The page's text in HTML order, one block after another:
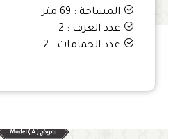
المساحة : 69 متر
عدد الغرف : 2
عدد الحمامات : 2